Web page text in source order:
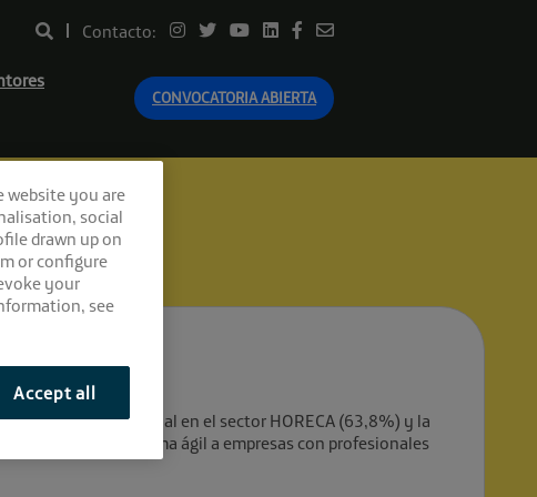
Contacto:
CONVOCATORIA ABIERTA
rotación de personal en el sector HORECA (63,8%) y la
conectara de forma ágil a empresas con profesionales
website you are
social
drawn up on
or configure
your
see
Accept all